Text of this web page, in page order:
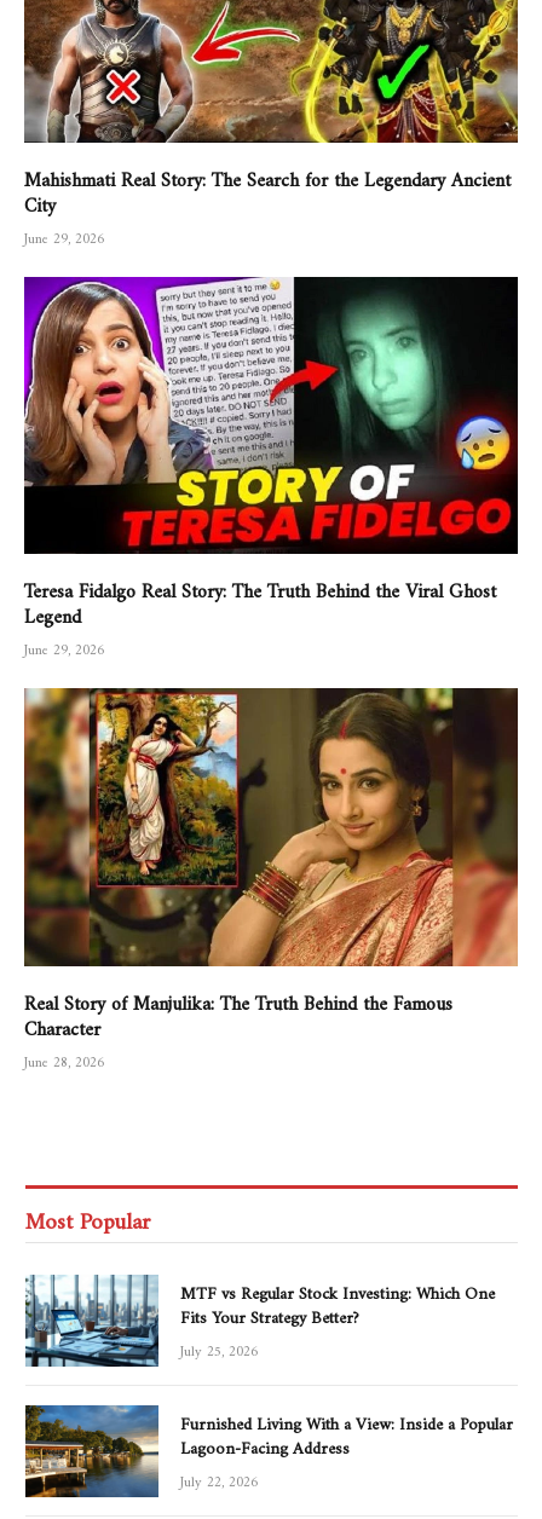
Mahishmati Real Story: The Search for the Legendary Ancient
City
June 29, 2026
Teresa Fidalgo Real Story: The Truth Behind the Viral Ghost
Legend
June 29, 2026
Real Story of Manjulika: The Truth Behind the Famous
Character
June 28, 2026
Most Popular
MTF vs Regular Stock Investing: Which One
Fits Your Strategy Better?
July 25, 2026
Furnished Living With a View: Inside a Popular
Lagoon-Facing Address
July 22, 2026